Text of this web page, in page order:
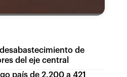
de
del eje central
país de 2.200 a 421